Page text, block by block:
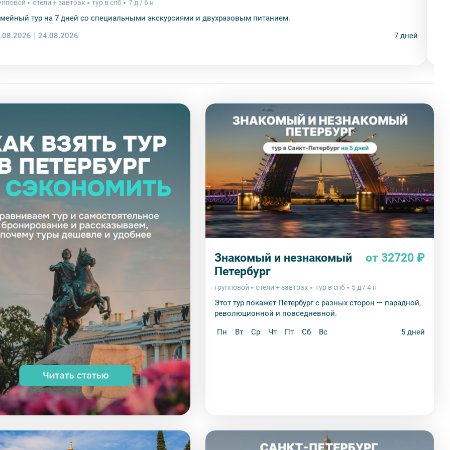
отели + завтрак тур в спб 7 д / 6 н
тур на 7 дней со специальными экскурсиями и двухразовым питанием.
24.08.2026 7 дней
Знакомый и незнакомый
Петербург
от 32720 ₽
групповой отели + завтрак тур в спб 5 д / 4 н
Этот тур покажет Петербург с разных сторон — парадной,
революционной и повседневной.
Пн Вт Ср Чт Пт Сб Вс 5 дней